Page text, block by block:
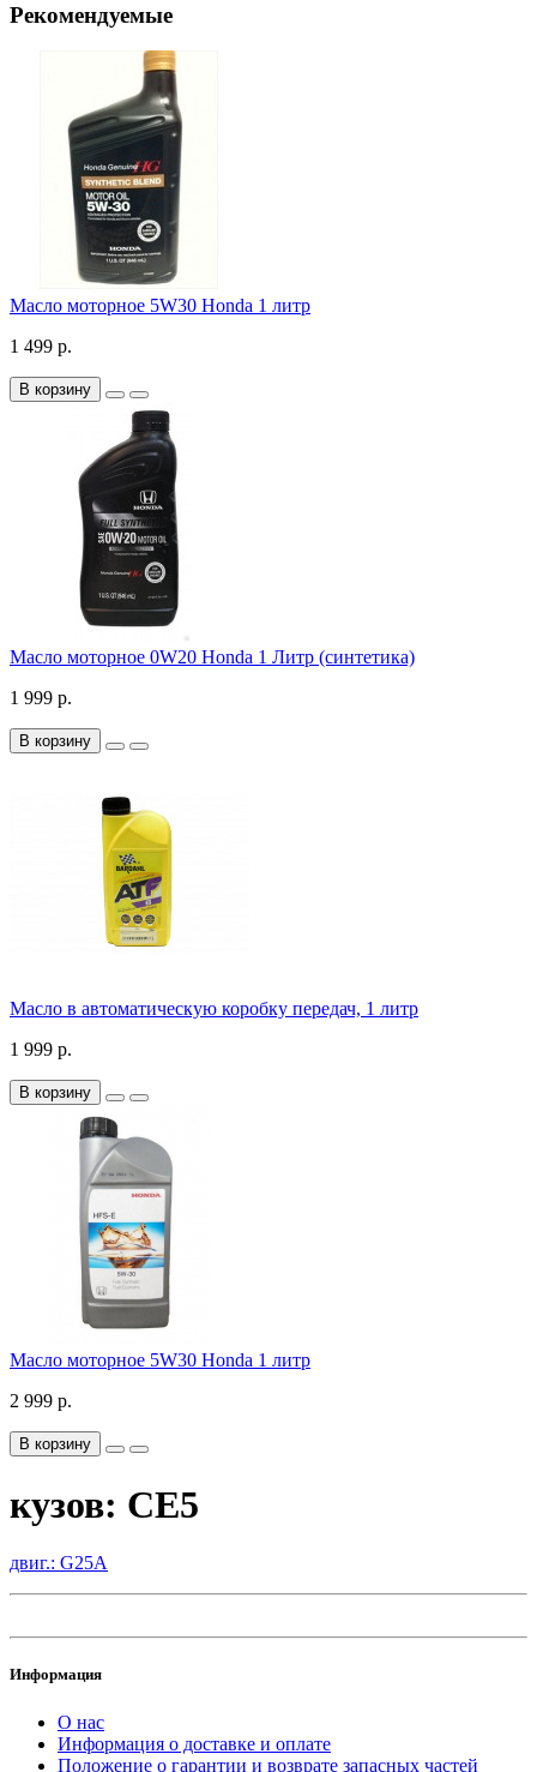
Рекомендуемые
Масло моторное 5W30 Honda 1 литр
1 499 р.
В корзину
Масло моторное 0W20 Honda 1 Литр (синтетика)
1 999 р.
В корзину
Масло в автоматическую коробку передач, 1 литр
1 999 р.
В корзину
Масло моторное 5W30 Honda 1 литр
2 999 р.
В корзину
кузов: CE5
двиг.: G25A
Информация
О нас
Информация о доставке и оплате
Положение о гарантии и возврате запасных частей